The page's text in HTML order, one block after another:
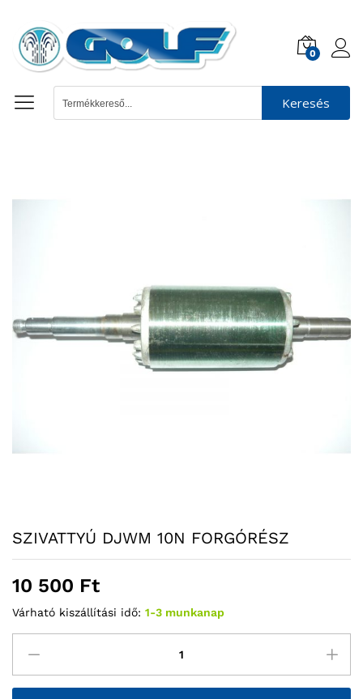
0
Keresés
SZIVATTYÚ DJWM 10N FORGÓRÉSZ
10 500 Ft
Várható kiszállítási idő: 1-3 munkanap